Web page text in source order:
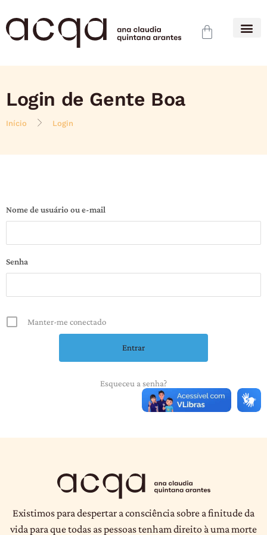
Login de Gente Boa
Início Login
Nome de usuário ou e-mail
Senha
Manter-me conectado
Esqueceu a senha?
Existimos para despertar a consciência sobre a finitude da
vida para que todas as pessoas tenham direito à uma morte